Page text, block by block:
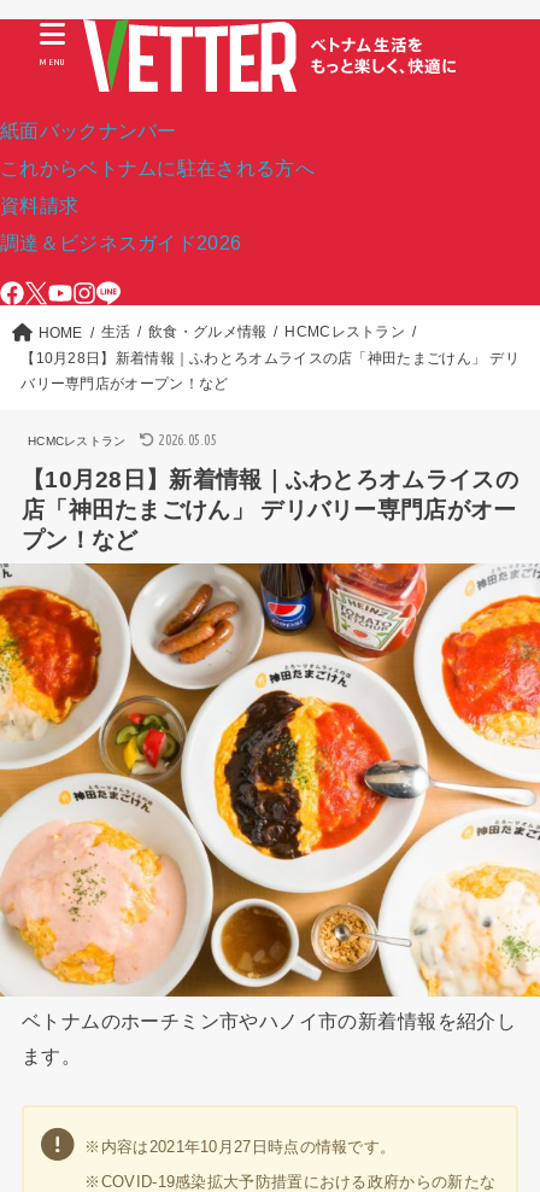
紙面バックナンバー
これからベトナムに駐在される方へ
資料請求
調達＆ビジネスガイド2026
MENU
HOME 生活 飲食・グルメ情報
HCMCレストラン
【10月28日】新着情報｜ふわとろオムライスの店「神田たまごけん」 デリ
バリー専門店がオープン！など
HCMCレストラン 2026.05.05
【10月28日】新着情報｜ふわとろオムライスの
店「神田たまごけん」 デリバリー専門店がオー
プン！など
ベトナムのホーチミン市やハノイ市の新着情報を紹介し
ます。
※内容は2021年10月27日時点の情報です。
※COVID-19感染拡大予防措置における政府からの新たな